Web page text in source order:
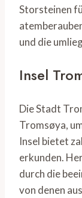
Storsteinen
und die
Insel
Die Stadt
Tromsøya,
Insel bietet
erkunden.
durch die
von denen